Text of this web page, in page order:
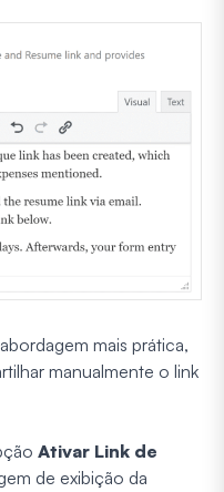
mais prática,
manualmente o link
Ativar Link de
de exibição da